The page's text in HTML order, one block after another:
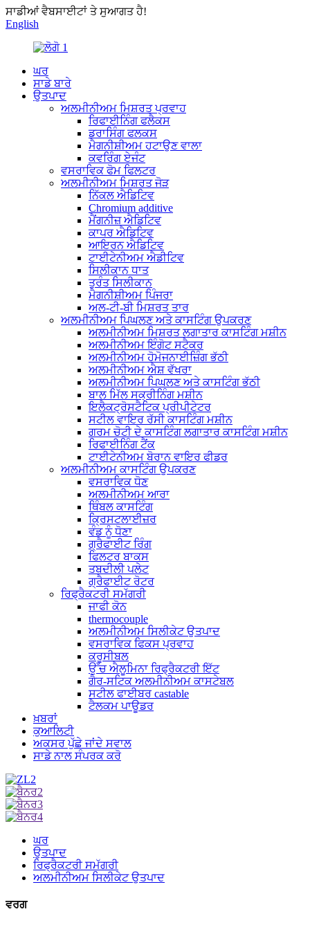
ਸਾਡੀਆਂ ਵੈਬਸਾਈਟਾਂ ਤੇ ਸੁਆਗਤ ਹੈ!
English
ਘਰ
ਸਾਡੇ ਬਾਰੇ
ਉਤਪਾਦ
ਅਲਮੀਨੀਅਮ ਮਿਸ਼ਰਤ ਪ੍ਰਵਾਹ
ਰਿਫਾਈਨਿੰਗ ਫਲੈਕਸ
ਡਰਾਸਿੰਗ ਫਲਕਸ
ਮੈਗਨੀਸ਼ੀਅਮ ਹਟਾਉਣ ਵਾਲਾ
ਕਵਰਿੰਗ ਏਜੰਟ
ਵਸਰਾਵਿਕ ਫੋਮ ਫਿਲਟਰ
ਅਲਮੀਨੀਅਮ ਮਿਸ਼ਰਤ ਜੋੜ
ਨਿੱਕਲ ਐਡਿਟਿਵ
Chromium additive
ਮੈਂਗਨੀਜ਼ ਐਡਿਟਿਵ
ਕਾਪਰ ਐਡਿਟਿਵ
ਆਇਰਨ ਐਡਿਟਿਵ
ਟਾਈਟੇਨੀਅਮ ਐਡੀਟਿਵ
ਸਿਲੀਕਾਨ ਧਾਤ
ਤੁਰੰਤ ਸਿਲੀਕਾਨ
ਮੈਗਨੀਸ਼ੀਅਮ ਪਿੰਜਰਾ
ਅਲ-ਟੀ-ਬੀ ਮਿਸ਼ਰਤ ਤਾਰ
ਅਲਮੀਨੀਅਮ ਪਿਘਲਣ ਅਤੇ ਕਾਸਟਿੰਗ ਉਪਕਰਣ
ਅਲਮੀਨੀਅਮ ਮਿਸ਼ਰਤ ਲਗਾਤਾਰ ਕਾਸਟਿੰਗ ਮਸ਼ੀਨ
ਅਲਮੀਨੀਅਮ ਇੰਗੋਟ ਸਟੈਕਰ
ਅਲਮੀਨੀਅਮ ਹੋਮੋਜਨਾਈਜ਼ਿੰਗ ਭੱਠੀ
ਅਲਮੀਨੀਅਮ ਐਸ਼ ਵੱਖਰਾ
ਅਲਮੀਨੀਅਮ ਪਿਘਲਣ ਅਤੇ ਕਾਸਟਿੰਗ ਭੱਠੀ
ਬਾਲ ਮਿੱਲ ਸਕ੍ਰੀਨਿੰਗ ਮਸ਼ੀਨ
ਇਲੈਕਟ੍ਰੋਸਟੈਟਿਕ ਪ੍ਰੀਪੀਟੇਟਰ
ਸਟੀਲ ਵਾਇਰ ਰੱਸੀ ਕਾਸਟਿੰਗ ਮਸ਼ੀਨ
ਗਰਮ ਚੋਟੀ ਦੇ ਕਾਸਟਿੰਗ ਲਗਾਤਾਰ ਕਾਸਟਿੰਗ ਮਸ਼ੀਨ
ਰਿਫਾਈਨਿੰਗ ਟੈਂਕ
ਟਾਈਟੇਨੀਅਮ ਬੋਰਾਨ ਵਾਇਰ ਫੀਡਰ
ਅਲਮੀਨੀਅਮ ਕਾਸਟਿੰਗ ਉਪਕਰਣ
ਵਸਰਾਵਿਕ ਧੋਣ
ਅਲਮੀਨੀਅਮ ਆਰਾ
ਥਿੰਬਲ ਕਾਸਟਿੰਗ
ਕ੍ਰਿਸਟਲਾਈਜ਼ਰ
ਵੰਡ ਨੂੰ ਧੋਣਾ
ਗ੍ਰੈਫਾਈਟ ਰਿੰਗ
ਫਿਲਟਰ ਬਾਕਸ
ਤਬਦੀਲੀ ਪਲੇਟ
ਗ੍ਰੈਫਾਈਟ ਰੋਟਰ
ਰਿਫ੍ਰੈਕਟਰੀ ਸਮੱਗਰੀ
ਜਾਫੀ ਕੋਨ
thermocouple
ਅਲਮੀਨੀਅਮ ਸਿਲੀਕੇਟ ਉਤਪਾਦ
ਵਸਰਾਵਿਕ ਫਿਕਸ ਪ੍ਰਵਾਹ
ਕਰੂਸੀਬਲ
ਉੱਚ ਐਲੂਮਿਨਾ ਰਿਫ੍ਰੈਕਟਰੀ ਇੱਟ
ਗੈਰ-ਸਟਿਕ ਅਲਮੀਨੀਅਮ ਕਾਸਟੇਬਲ
ਸਟੀਲ ਫਾਈਬਰ castable
ਟੈਲਕਮ ਪਾਊਡਰ
ਖ਼ਬਰਾਂ
ਕੁਆਲਿਟੀ
ਅਕਸਰ ਪੁੱਛੇ ਜਾਂਦੇ ਸਵਾਲ
ਸਾਡੇ ਨਾਲ ਸੰਪਰਕ ਕਰੋ
ਘਰ
ਉਤਪਾਦ
ਰਿਫ੍ਰੈਕਟਰੀ ਸਮੱਗਰੀ
ਅਲਮੀਨੀਅਮ ਸਿਲੀਕੇਟ ਉਤਪਾਦ
ਵਰਗ